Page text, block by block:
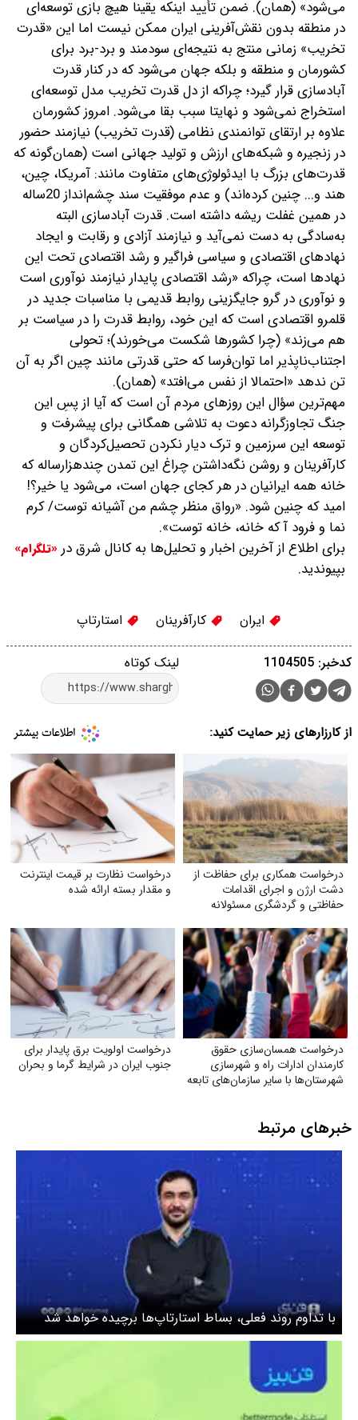
می‌شود» (همان). ضمن تأیید اینکه یقینا هیچ بازی توسعه‌ای
در منطقه بدون نقش‌آفرینی ایران ممکن نیست اما این «قدرت
تخریب» زمانی منتج به نتیجه‌ای سودمند و برد-برد برای
کشورمان و منطقه و بلکه جهان می‌شود که در کنار قدرت
آبادسازی قرار گیرد؛ چرا‌که از دل قدرت تخریب مدل توسعه‌ای
استخراج نمی‌شود و نهایتا سبب بقا می‌شود. امروز کشورمان
علاوه بر ارتقای توانمندی نظامی (قدرت تخریب) نیازمند حضور
در زنجیره و شبکه‌های ارزش و تولید جهانی است (همان‌گونه که
قدرت‌های بزرگ با ایدئولوژی‌های متفاوت مانند: آمریکا، چین،
هند و... چنین کرده‌اند) و عدم موفقیت سند چشم‌انداز 20‌ساله
در همین غفلت ریشه داشته است. قدرت آبادسازی البته
به‌سادگی به دست نمی‌آید و نیازمند آزادی و رقابت و ایجاد
نهادهای اقتصادی و سیاسی فراگیر و رشد اقتصادی تحت این
نهادها است، چراکه «رشد اقتصادی پایدار نیازمند نوآوری است
و نوآوری در گرو جایگزینی روابط قدیمی با مناسبات جدید در
قلمرو اقتصادی است که این خود، روابط قدرت را در سیاست بر
هم می‌زند» (چرا کشورها شکست می‌خورند)؛ تحولی
اجتناب‌ناپذیر اما توان‌فرسا که حتی قدرتی مانند چین اگر به آن
تن ندهد «احتمالا از نفس می‌افتد» (همان).
مهم‌ترین سؤال این روزهای مردم آن است که آیا از پسِ این
جنگ تجاوزگرانه دعوت به تلاشی همگانی برای پیشرفت و
توسعه این سرزمین و ترک دیار نکردن تحصیل‌کردگان و
کارآفرینان و روشن نگه‌داشتن چراغ این تمدن چندهزار‌ساله که
خانه همه ایرانیان در هر کجای جهان است، می‌شود یا خیر؟!
امید که چنین شود. «رواق منظر چشم من آشیانه توست/ کرم
نما و فرود آ که خانه، خانه توست».
برای اطلاع از آخرین اخبار و تحلیل‌ها به کانال شرق در «تلگرام»
بپیوندید.
ایران کارآفرینان استارتاپ
لینک کوتاه کدخبر: 1104505
از کارزارهای زیر حمایت کنید:
درخواست همکاری برای حفاظت از
دشت ارژن و اجرای اقدامات
حفاظتی و گردشگری مسئولانه
درخواست نظارت بر قیمت اینترنت
و مقدار بسته ارائه شده
درخواست همسان‌سازی حقوق
کارمندان ادارات راه و شهرسازی
شهرستان‌ها با سایر سازمان‌های تابعه
درخواست اولویت برق پایدار برای
جنوب ایران در شرایط گرما و بحران
خبرهای مرتبط
با تداوم روند فعلی، بساط استارتاپ‌ها برچیده خواهد شد